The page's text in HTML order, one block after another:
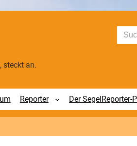
steckt an.
Reporter Der SegelReporter-